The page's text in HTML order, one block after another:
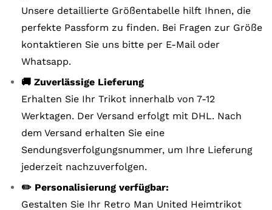
Unsere detaillierte Größentabelle hilft Ihnen, die
perfekte Passform zu finden. Bei Fragen zur Größe
kontaktieren Sie uns bitte per E-Mail oder
Whatsapp.
🚚 Zuverlässige Lieferung
Erhalten Sie Ihr Trikot innerhalb von 7-12
Werktagen. Der Versand erfolgt mit DHL. Nach
dem Versand erhalten Sie eine
Sendungsverfolgungsnummer, um Ihre Lieferung
jederzeit nachzuverfolgen.
✏️ Personalisierung verfügbar:
Gestalten Sie Ihr Retro Man United Heimtrikot